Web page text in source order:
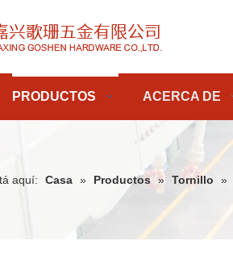
PRODUCTOS ACERCA DE
aquí: Casa » Productos » Tornillo »